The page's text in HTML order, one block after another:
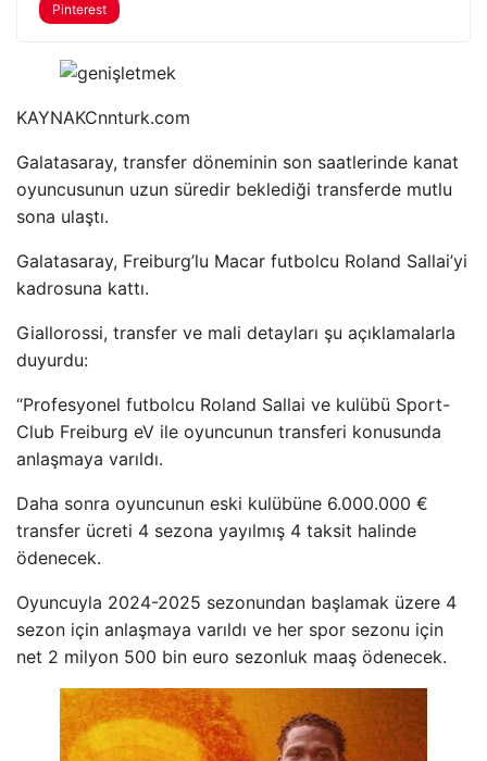
Pinterest
KAYNAKCnnturk.com
Galatasaray, transfer döneminin son saatlerinde kanat
oyuncusunun uzun süredir beklediği transferde mutlu
sona ulaştı.
Galatasaray, Freiburg’lu Macar futbolcu Roland Sallai’yi
kadrosuna kattı.
Giallorossi, transfer ve mali detayları şu açıklamalarla
duyurdu:
“Profesyonel futbolcu Roland Sallai ve kulübü Sport-
Club Freiburg eV ile oyuncunun transferi konusunda
anlaşmaya varıldı.
Daha sonra oyuncunun eski kulübüne 6.000.000 €
transfer ücreti 4 sezona yayılmış 4 taksit halinde
ödenecek.
Oyuncuyla 2024-2025 sezonundan başlamak üzere 4
sezon için anlaşmaya varıldı ve her spor sezonu için
net 2 milyon 500 bin euro sezonluk maaş ödenecek.